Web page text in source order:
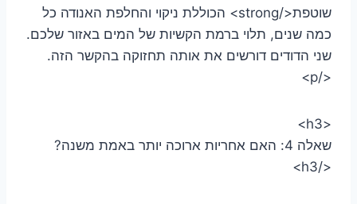
שוטפת</strong> הכוללת ניקוי והחלפת האנודה כל
כמה שנים, תלוי ברמת הקשיות של המים באזור שלכם.
שני הדודים דורשים את אותה תחזוקה בהקשר הזה.
</p>
<h3>
שאלה 4: האם אחריות ארוכה יותר באמת משנה?
</h3>